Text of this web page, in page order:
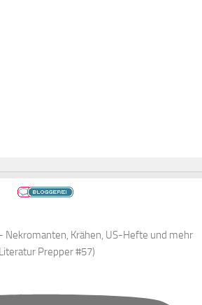
Nekromanten, Krähen, US-Hefte und mehr
Prepper #57)